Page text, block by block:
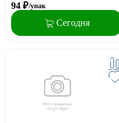
94 ₽/упак
Сегодня